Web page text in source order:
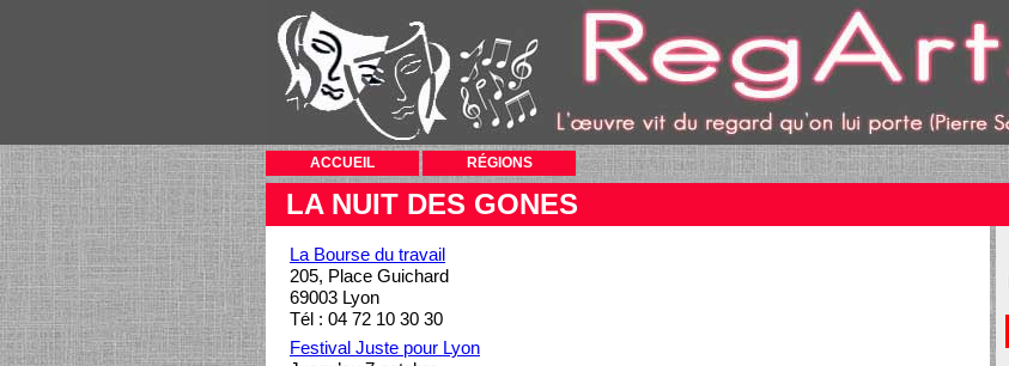
ACCUEIL RÉGIONS
LA NUIT DES GONES
La Bourse du travail
205, Place Guichard
69003 Lyon
Tél : 04 72 10 30 30
Festival Juste pour Lyon